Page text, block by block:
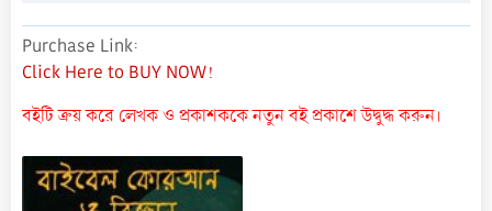
Purchase Link
Click Here to BUY NOW!
বইটি ক্রয় করে লেখক ও প্রকাশককে নতুন বই প্রকাশে উদ্বুদ্ধ করুন।